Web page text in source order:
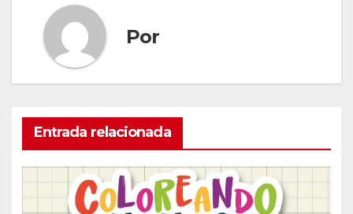
Por
Entrada relacionada